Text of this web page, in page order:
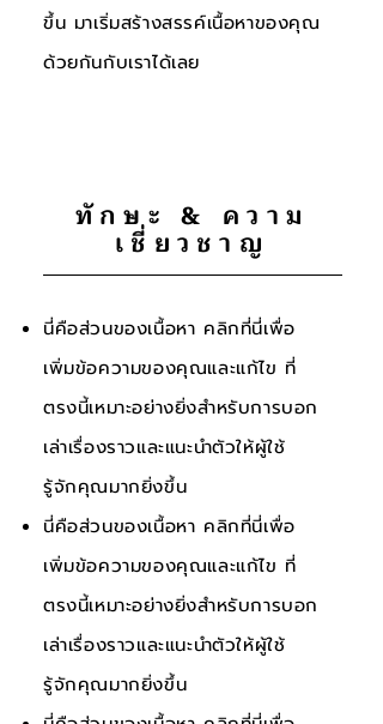
ขึ้น มาเริ่มสร้างสรรค์เนื้อหาของคุณ
ด้วยกันกับเราได้เลย
ทักษะ & ความ
เชี่ยวชาญ
นี่คือส่วนของเนื้อหา คลิกที่นี่เพื่อ
เพิ่มข้อความของคุณและแก้ไข ที่
ตรงนี้เหมาะอย่างยิ่งสำหรับการบอก
เล่าเรื่องราวและแนะนำตัวให้ผู้ใช้
รู้จักคุณมากยิ่งขึ้น
นี่คือส่วนของเนื้อหา คลิกที่นี่เพื่อ
เพิ่มข้อความของคุณและแก้ไข ที่
ตรงนี้เหมาะอย่างยิ่งสำหรับการบอก
เล่าเรื่องราวและแนะนำตัวให้ผู้ใช้
รู้จักคุณมากยิ่งขึ้น